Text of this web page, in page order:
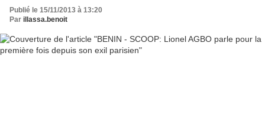
Publié le 15/11/2013 à 13:20
Par illassa.benoit